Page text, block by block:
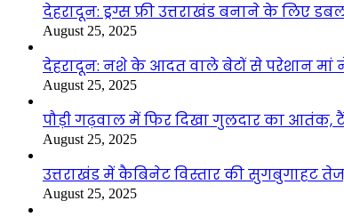
देहरादून: ड्रग्स फ्री उत्तराखंड बनाने के लिए
August 25, 2025
देहरादून: नशे के आदत वाले बेटों से परेशान मां
August 25, 2025
पौड़ी गढ़वाल में फिर दिखा गुलदार का आतंक,
August 25, 2025
उत्तराखंड में कैबिनेट विस्तार की सुगबुगाहट
August 25, 2025